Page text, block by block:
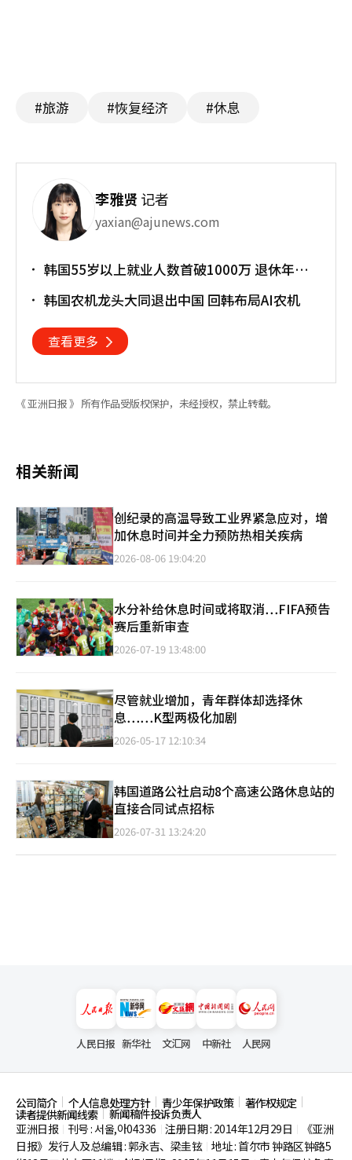
#旅游 #恢复经济 #休息
李雅贤记者
yaxian@ajunews.com
韩国55岁以上就业人数首破1000万 退休年龄
韩国农机龙头大同退出中国 回韩布局AI农机
查看更多
《 亚洲日报 》 所有作品受版权保护，未经授权，禁止转载。
相关新闻
创纪录的高温导致工业界紧急应对，增
加休息时间并全力预防热相关疾病
2026-08-06 19:04:20
水分补给休息时间或将取消…FIFA预告
赛后重新审查
2026-07-19 13:48:00
尽管就业增加，青年群体却选择休
息……K型两极化加剧
2026-05-17 12:10:34
韩国道路公社启动8个高速公路休息站的
直接合同试点招标
2026-07-31 13:24:20
人民日报 新华社 文汇网 中新社 人民网
公司简介 个人信息处理方针 青少年保护政策 著作权规定
读者提供新闻线索
新闻稿件投诉负责人
亚洲日报
刊号 : 서울,아04336 注册日期 : 2014年12月29日
《亚洲
日报》发行人及总编辑 : 郭永吉、梁圭铉 地址 : 首尔市钟路区钟路5